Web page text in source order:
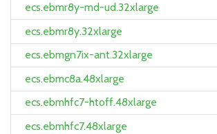
ecs.ebmr8y-md-ud.32xlarge
ecs.ebmr8y.32xlarge
ecs.ebmgn7ix-ant.32xlarge
ecs.ebmc8a.48xlarge
ecs.ebmhfc7-htoff.48xlarge
ecs.ebmhfc7.48xlarge